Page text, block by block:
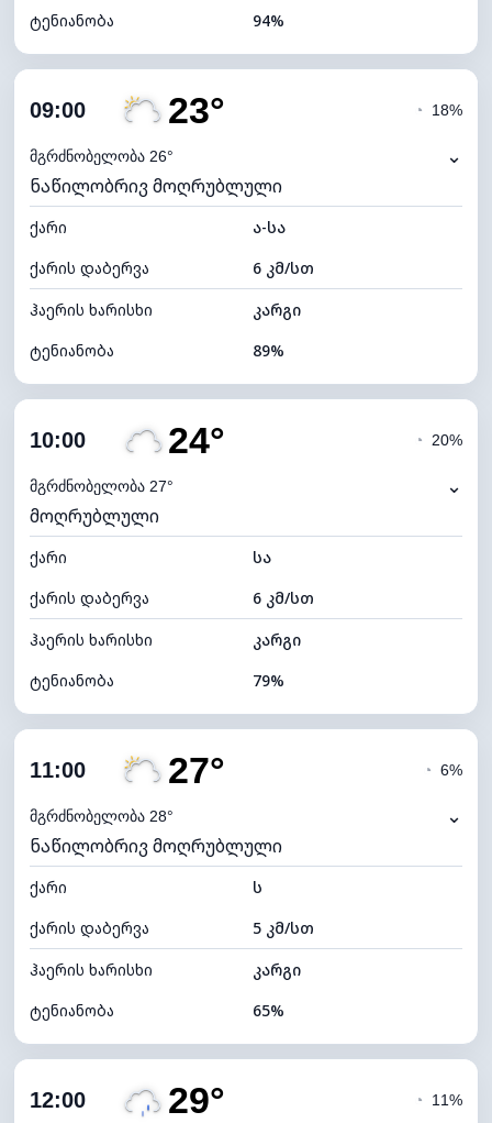
ტენიანობა
94%
ღრუბლიანობა
ნამის წერტილი
ხილვადობა
10 კმ
განათების ინდექსი 7 (ნათელი)
ღრუბლის სიმაღლე 7840 მ
09:00 23°
მგრძნობელობა 26°
◔ 18%
⌄
ნაწილობრივ მოღრუბლული
ქარი
ა-სა
ქარის დაბერვა
6 კმ/სთ
ჰაერის ხარისხი
კარგი
ტენიანობა
89%
ღრუბლიანობა
ნამის წერტილი
ხილვადობა
განათების ინდექსი 7 (ნათელი)
ღრუბლის სიმაღლე 8480 მ
10:00 24°
მგრძნობელობა 27°
◔ 20%
⌄
მოღრუბლული
ქარი
სა
ქარის დაბერვა
6 კმ/სთ
ჰაერის ხარისხი
კარგი
ტენიანობა
79%
ღრუბლიანობა
ნამის წერტილი
ხილვადობა
10 კმ
განათების ინდექსი 4 (მკრთალი)
ღრუბლის სიმაღლე 5360 მ
11:00 27°
მგრძნობელობა 28°
◔ 6%
⌄
ნაწილობრივ მოღრუბლული
ქარი
ს
ქარის დაბერვა
5 კმ/სთ
ჰაერის ხარისხი
კარგი
ტენიანობა
65%
ღრუბლიანობა
12:00 29° ◔ 11%